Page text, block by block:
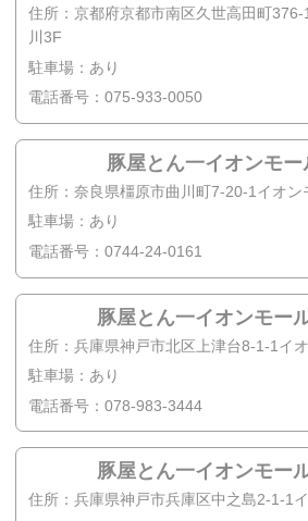
住所：京都府京都市南区久世高田町
川3F
駐車場：あり
電話番号：075-933-0050
豚屋とん一イオンモ
住所：奈良県橿原市曲川町7-20-1イオン
駐車場：あり
電話番号：0744-24-0161
豚屋とん一イオンモー
住所：兵庫県神戸市北区上津台8-1-1イ
駐車場：あり
電話番号：078-983-3444
豚屋とん一イオンモー
住所：兵庫県神戸市兵庫区中之島2-1-1